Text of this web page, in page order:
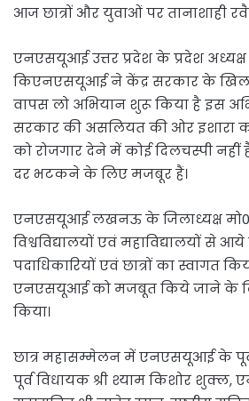
आज छात्रों और युवाओं पर तानाशाही
एनएसयूआई उत्तर प्रदेश के प्रदेश
किएनएसयूआई ने केंद्र सरकार के खिलाफ
वापस लो अभियान शुरू किया है इस
सरकार की असलियत की ओर इशारा
को रोजगार देने में कोई दिलचस्पी नहीं
दर भटकने के लिए मजबूर हैं।
एनएसयूआई लखनऊ के जिलाध्यक्ष मो0
विश्वविद्यालयों एवं महाविद्यालयों
पदाधिकारियों एवं छात्रों का स्वागत
एनएसयूआई को मजबूत किये जाने के
किया।
छात्र महासम्मेलन में एनएसयूआई के
पूर्व विधायक श्री श्याम किशोर शुक्ल,